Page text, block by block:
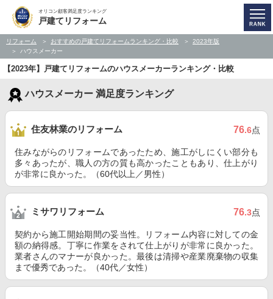
オリコン顧客満足度ランキング
戸建てリフォーム
リフォーム おすすめの戸建てリフォームランキング・比較
2023年版
ハウスメーカー
【2023年】戸建てリフォームのハウスメーカーランキング・比較
ハウスメーカー 満足度ランキング
住友林業のリフォーム 76.6点
住みながらのリフォームであったため、施工がしにくい部分も
多々あったが、職人の方の質も高かったこともあり、仕上がり
が非常に良かった。（60代以上／男性）
ミサワリフォーム 76.3点
契約から施工開始期間の妥当性。リフォーム内容に対しての金
額の納得感。丁寧に作業をされて仕上がりが非常に良かった。
業者さんのマナーが良かった。最後は清掃や産業廃棄物の収集
まで優秀であった。（40代／女性）